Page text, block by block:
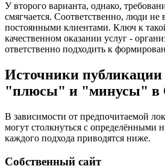
У второго варианта, однако,
смягчается. Соответственно, люди не
постоянными клиентами. Ключ к
качественном оказании услуг -
ответственно подходить к
Источники
"плюсы" и "минусы" в
В зависимости от предпочитаемой
могут столкнуться с определёнными
каждого подхода приводятся ниже.
Собственный сайт